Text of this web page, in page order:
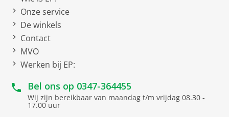
Product bevat gerecycled
materiaal
Grafische uitvoering
Apple-grafisch
geheugen
Netto afmetingen
Onze service
De winkels
Contact
MVO
Werken bij EP:
Bel ons op 0347-364455
Wij zijn bereikbaar van maandag t/m vrijdag 08.30 -
17.00 uur